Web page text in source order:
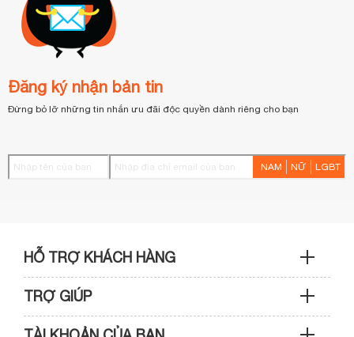
Đăng ký nhận bản tin
Đừng bỏ lỡ những tin nhắn ưu đãi độc quyền dành riêng cho bạn
NAM NỮ LGBT
HỖ TRỢ KHÁCH HÀNG
Sản phẩm & Đơn hàng: 0933 109 009
TRỢ GIÚP